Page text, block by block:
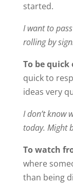
started.
I want to
rolling by
To be quick
quick to
ideas very
I don’t know
today. Might
To watch
where
than being